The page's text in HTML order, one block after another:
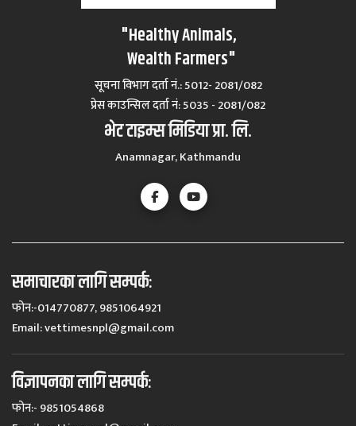
"Healthy Animals,
Wealth Farmers"
सूचना विभाग दर्ता नं.: 5012- 2081/082
प्रेस काउन्सिल दर्ता नं‍: 5035 - 2081/082
भेट टाइम्स मिडिया प्रा. लि.
Anamnagar, Kathmandu
समाचारका लागि सम्पर्कः
फोन:-014770877, 9851064921
Email:vettimesnpl@gmail.com
विज्ञापनका लागि सम्पर्कः
फोन:- 9851054868